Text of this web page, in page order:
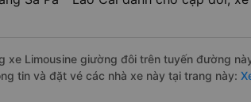
xe Limousine giường đôi trên tuyến đường
tin và đặt vé các nhà xe này tại trang này: